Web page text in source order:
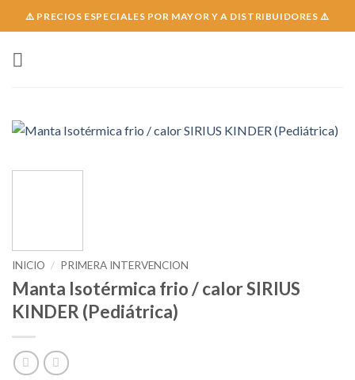
to
⚠️ PRECIOS ESPECIALES POR MAYOR Y A DISTRIBUIDORES ⚠️
INICIO / PRIMERA INTERVENCION
Manta Isotérmica frio / calor SIRIUS
KINDER (Pediátrica)